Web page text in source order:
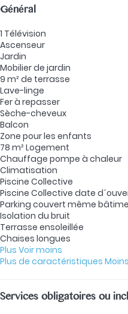
Général
1 Télévision
Ascenseur
Jardin
Mobilier de jardin
9 m² de terrasse
Lave-linge
Fer à repasser
Sèche-cheveux
Balcon
Zone pour les enfants
78 m² Logement
Chauffage pompe à chaleur
Climatisation
Piscine Collective
Piscine Collective date
Parking couvert même
Isolation du bruit
Terrasse ensoleillée
Chaises longues
Plus Voir moins
Plus de caractéristiques
Services obligatoires ou